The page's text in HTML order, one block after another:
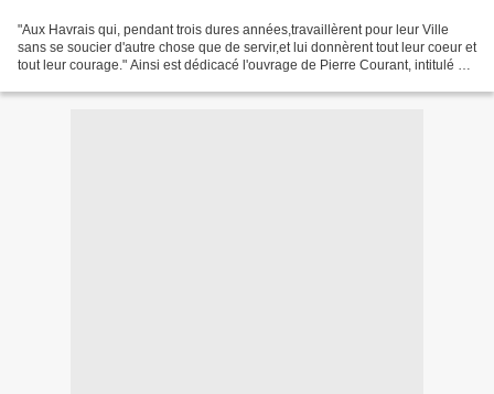
"Aux Havrais qui, pendant trois dures années,travaillèrent pour leur Ville
sans se soucier d'autre chose que de servir,et lui donnèrent tout leur coeur et
tout leur courage." Ainsi est dédicacé l'ouvrage de Pierre Courant, intitulé Au